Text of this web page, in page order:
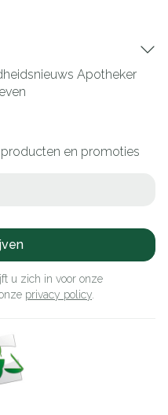
Apotheker
en promoties
u zich in voor onze
privacy policy